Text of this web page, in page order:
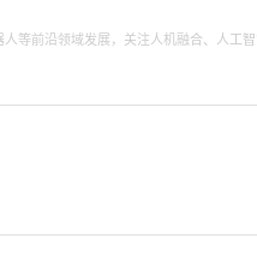
等前沿领域发展，关注人机融合、人工